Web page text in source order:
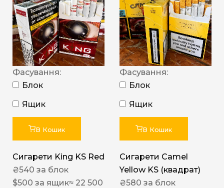
Фасування:
Блок
Ящик
В Кошик
Сигарети King KS Red
₴540 за блок
$500 за ящик≈ 22 500
Фасування:
Блок
Ящик
В Кошик
Сигарети Camel
Yellow KS (квадрат)
₴580 за блок